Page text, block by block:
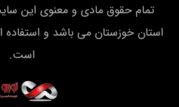
تمام حقوق مادی و معنوی این
استان خوزستان می باشد و استفاده
است.